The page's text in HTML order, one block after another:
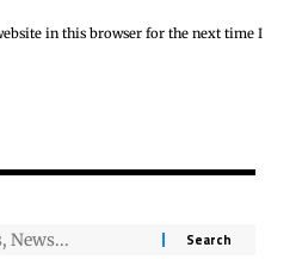
in this browser for the next time I